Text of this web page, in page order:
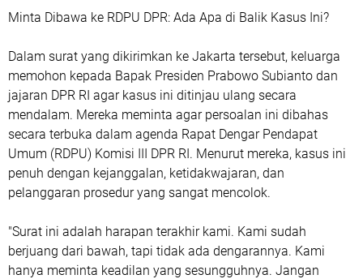
Minta Dibawa ke RDPU DPR: Ada Apa di Balik Kasus Ini?
Dalam surat yang dikirimkan ke Jakarta tersebut, keluarga
memohon kepada Bapak Presiden Prabowo Subianto dan
jajaran DPR RI agar kasus ini ditinjau ulang secara
mendalam. Mereka meminta agar persoalan ini dibahas
secara terbuka dalam agenda Rapat Dengar Pendapat
Umum (RDPU) Komisi III DPR RI. Menurut mereka, kasus ini
penuh dengan kejanggalan, ketidakwajaran, dan
pelanggaran prosedur yang sangat mencolok.
"Surat ini adalah harapan terakhir kami. Kami sudah
berjuang dari bawah, tapi tidak ada dengarannya. Kami
hanya meminta keadilan yang sesungguhnya. Jangan